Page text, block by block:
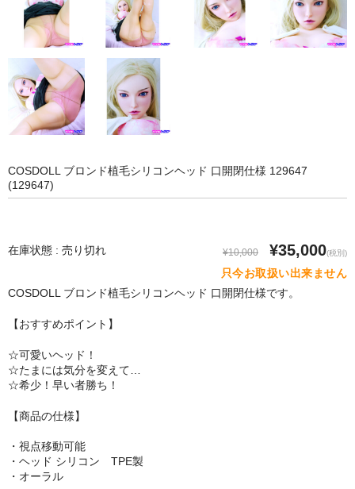
パーフェクトボディ
AXB DOLL
NF DOLL
Lexenjoy
Qita Doll
HANI DOLL
CRYSTAL DOLL
COSDOLL
Rabudoll
Junda Angel JP
qmmy
Banidoll
COSDOLL ブロンド植毛シリコンヘッド 口開閉仕様 129647
(129647)
在庫状態 : 売り切れ ¥10,000 ¥35,000(税別)
只今お取扱い出来ません
COSDOLL ブロンド植毛シリコンヘッド 口開閉仕様です。
【おすすめポイント】
☆可愛いヘッド！
☆たまには気分を変えて…
☆希少！早い者勝ち！
【商品の仕様】
・視点移動可能
・ヘッド シリコン TPE製
・オーラル